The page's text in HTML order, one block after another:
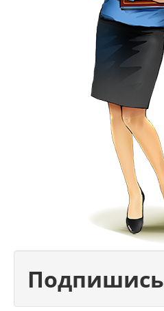
Подпишись